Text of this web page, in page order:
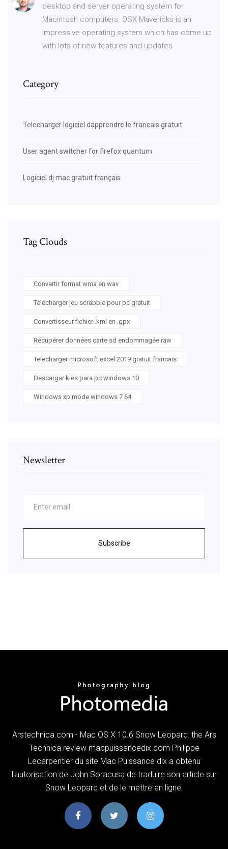
desktop and server operating system for
Macintosh computers. OSX Mavericks is an
impressive operating system which has come up
with lots of new features and updates.
Category
Telecharger logiciel dapprendre le francais gratuit
User agent switcher for firefox quantum
Logiciel dj mac gratuit français
Tag Clouds
Convertir format wma en wav
Télécharger jeu scrabble pour pc gratuit
Convertisseur fichier .kml en .gpx
Récupérer données carte sd endommagée raw
Telecharger microsoft excel 2019 gratuit francais
Descargar kies para pc windows 10
Windows xp mode windows 7 64
Newsletter
Subscribe
Arstechnica.com - Mac OS X 10.6 Snow Leopard: the Ars
Technica review macpuissancedix.com Philippe
Lecarpentier du site Mac Puissance dix a obtenu
l'autorisation de John Soracusa de traduire son article sur
Snow Leopard et de le mettre en ligne.